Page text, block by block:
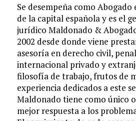
Se desempeña como Abogado
de la capital española y es el
jurídico Maldonado &
2002 desde donde viene
asesoría en derecho civil,
internacional privado y
filosofía de trabajo, frutos de
experiencia dedicados a este
Maldonado tiene como único
mejor respuesta a los